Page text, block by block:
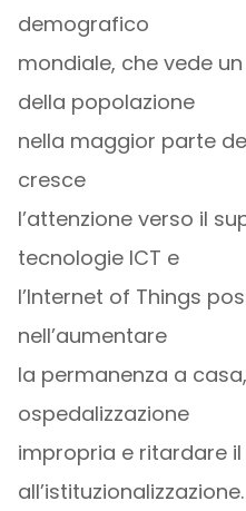
demografico
mondiale, che vede
della popolazione
nella maggior parte
cresce
l’attenzione verso il
tecnologie ICT e
l’Internet of Things
nell’aumentare
la permanenza a
ospedalizzazione
impropria e ritardare
all’istituzionalizzazione.